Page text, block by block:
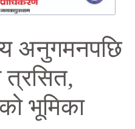
अनुगमनपछि
भूमिका